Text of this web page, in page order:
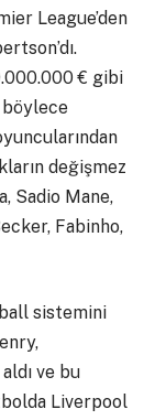
League’den
€ gibi
böylece
değişmez
Sadio Mane,
Fabinho,
sistemini
ve bu
Liverpool